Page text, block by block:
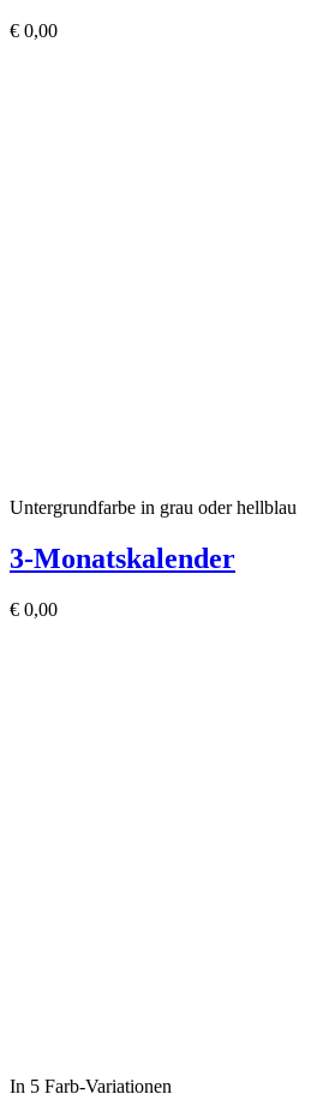
€ 0,00
Untergrundfarbe in grau oder hellblau
3-Monatskalender
€ 0,00
In 5 Farb-Variationen